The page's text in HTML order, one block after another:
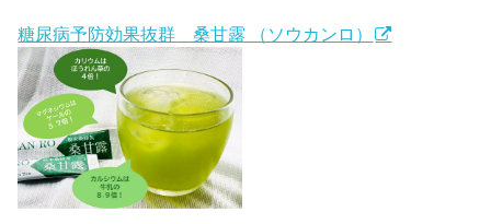
糖尿病予防効果抜群 桑甘露 （ソウカンロ）